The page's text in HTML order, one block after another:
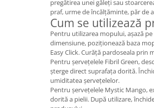
pregătirea unei găleți sau
praf, urme de încălțăminte, păr de
Cum se utilizează
Pentru utilizarea mopului, așază
dimensiune, poziționează baza
Easy Click. Curăță pardoseala prin
Pentru șervețelele Fibril Green,
șterge direct suprafața dorită.
umiditatea șervețelelor.
Pentru șervețelele Mystic Mango,
dorită a pielii. După utilizare,